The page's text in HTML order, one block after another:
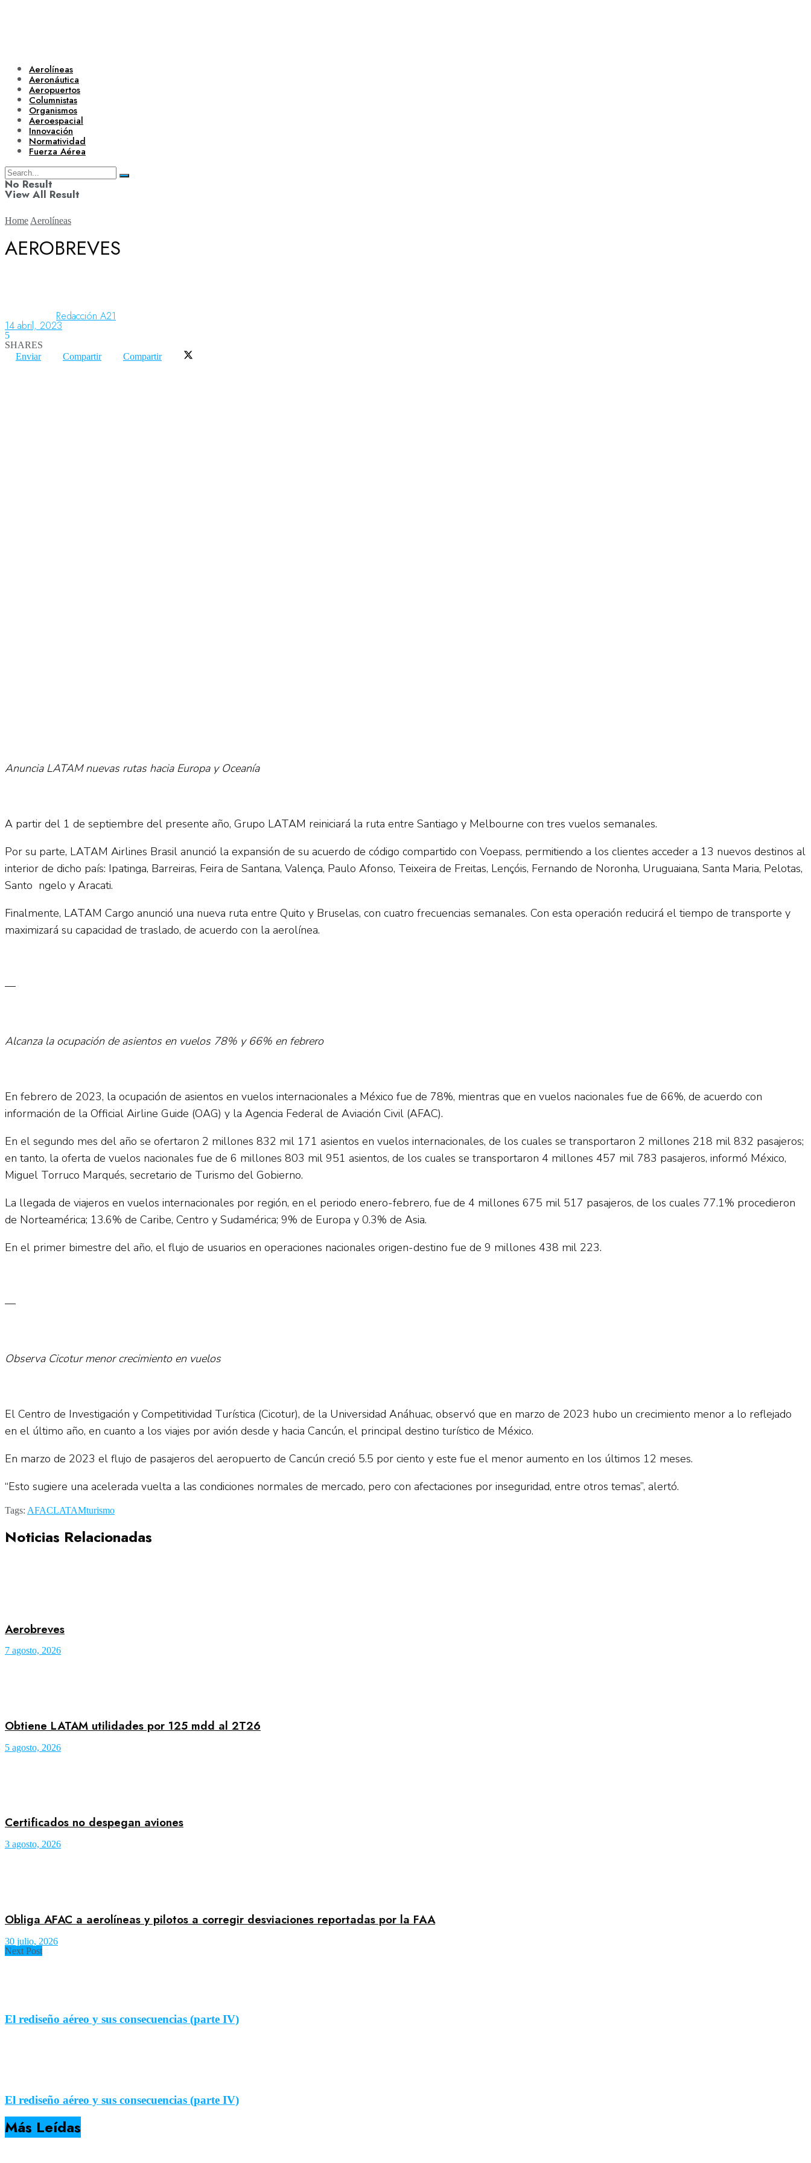
Aerolíneas
Aeronáutica
Aeropuertos
Columnistas
Organismos
Aeroespacial
Innovación
Normatividad
Fuerza Aérea
No Result
View All Result
Aeronáutica
Aeropuertos
Home Aerolíneas
AEROBREVES
Redacción A21
14 abril, 2023
5
SHARES
Enviar
Compartir Compartir
Anuncia LATAM nuevas rutas hacia Europa y Oceanía
A partir del 1 de septiembre del presente año, Grupo LATAM reiniciará la ruta entre Santiago y Melbourne con tres vuelos semanales.
Por su parte, LATAM Airlines Brasil anunció la expansión de su acuerdo de código compartido con Voepass, permitiendo a los clientes acceder a 13 nuevos destinos al
interior de dicho país: Ipatinga, Barreiras, Feira de Santana, Valença, Paulo Afonso, Teixeira de Freitas, Lençóis, Fernando de Noronha, Uruguaiana, Santa Maria, Pelotas,
Santo ngelo y Aracati.
Finalmente, LATAM Cargo anunció una nueva ruta entre Quito y Bruselas, con cuatro frecuencias semanales. Con esta operación reducirá el tiempo de transporte y
maximizará su capacidad de traslado, de acuerdo con la aerolínea.
—
Alcanza la ocupación de asientos en vuelos 78% y 66% en febrero
En febrero de 2023, la ocupación de asientos en vuelos internacionales a México fue de 78%, mientras que en vuelos nacionales fue de 66%, de acuerdo con
información de la Official Airline Guide (OAG) y la Agencia Federal de Aviación Civil (AFAC).
En el segundo mes del año se ofertaron 2 millones 832 mil 171 asientos en vuelos internacionales, de los cuales se transportaron 2 millones 218 mil 832 pasajeros;
en tanto, la oferta de vuelos nacionales fue de 6 millones 803 mil 951 asientos, de los cuales se transportaron 4 millones 457 mil 783 pasajeros, informó México,
Miguel Torruco Marqués, secretario de Turismo del Gobierno.
La llegada de viajeros en vuelos internacionales por región, en el periodo enero-febrero, fue de 4 millones 675 mil 517 pasajeros, de los cuales 77.1% procedieron
de Norteamérica; 13.6% de Caribe, Centro y Sudamérica; 9% de Europa y 0.3% de Asia.
En el primer bimestre del año, el flujo de usuarios en operaciones nacionales origen-destino fue de 9 millones 438 mil 223.
—
Observa Cicotur menor crecimiento en vuelos
El Centro de Investigación y Competitividad Turística (Cicotur), de la Universidad Anáhuac, observó que en marzo de 2023 hubo un crecimiento menor a lo reflejado
en el último año, en cuanto a los viajes por avión desde y hacia Cancún, el principal destino turístico de México.
En marzo de 2023 el flujo de pasajeros del aeropuerto de Cancún creció 5.5 por ciento y este fue el menor aumento en los últimos 12 meses.
“Esto sugiere una acelerada vuelta a las condiciones normales de mercado, pero con afectaciones por inseguridad, entre otros temas”, alertó.
Tags: AFACLATAMturismo
Noticias Relacionadas
Aerobreves
7 agosto, 2026
Obtiene LATAM utilidades por 125 mdd al 2T26
5 agosto, 2026
Certificados no despegan aviones
3 agosto, 2026
Obliga AFAC a aerolíneas y pilotos a corregir desviaciones reportadas por la FAA
30 julio, 2026
Next Post
El rediseño aéreo y sus consecuencias (parte IV)
El rediseño aéreo y sus consecuencias (parte IV)
Más Leídas